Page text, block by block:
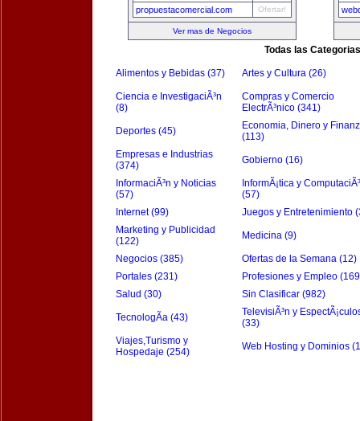
propuestacomercial.com Ofertar!
Ver mas de Negocios
Todas las Categorias
Alimentos y Bebidas (37) Artes y Cultura (26)
Ciencia e InvestigaciÃ³n
(8)
Compras y Comercio
ElectrÃ³nico (341)
Deportes (45)
Economia, Dinero y
(113)
Empresas e Industrias
(374)
Gobierno (16)
InformaciÃ³n y Noticias
(57)
InformÃ¡tica y
(57)
Internet (99)
Juegos y Entretenimiento
Marketing y Publicidad
(122)
Medicina (9)
Negocios (385)
Ofertas de la Semana (12)
Portales (231)
Profesiones y Empleo
Salud (30)
Sin Clasificar (982)
TecnologÃ­a (43)
TelevisiÃ³n y
(33)
Viajes,Turismo y
Hospedaje (254)
Web Hosting y Dominios